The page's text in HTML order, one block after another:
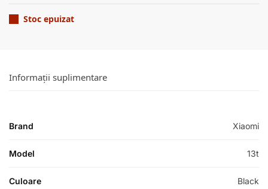
Stoc epuizat
Informații suplimentare
Brand Xiaomi
Model 13t
Culoare Black